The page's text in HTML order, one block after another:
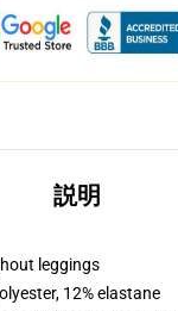
説明
leggings
12% elastane